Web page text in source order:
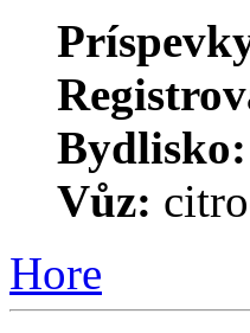
Bydlisko:
Vůz:
Hore